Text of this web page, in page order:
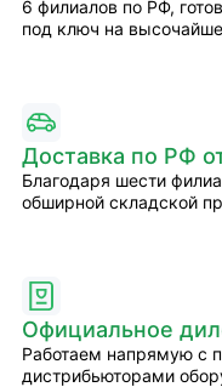
6 филиалов по РФ,
под ключ на
Доставка по РФ
Благодаря шести
обширной складской
Официальное
Работаем напрямую с
дистрибьюторами